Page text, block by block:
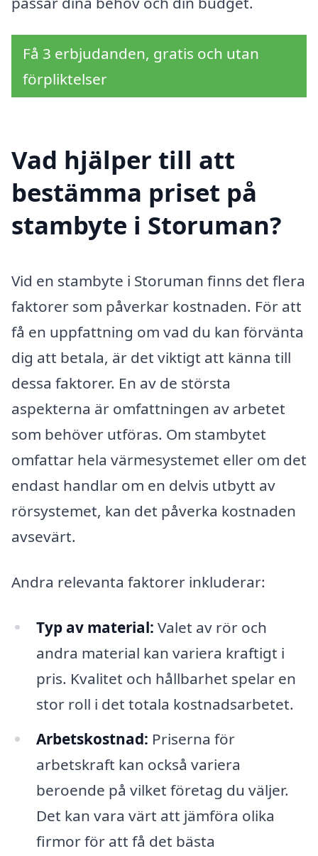
Få 3 erbjudanden, gratis och utan
förpliktelser
Vad hjälper till att
bestämma priset på
stambyte i Storuman?
Vid en stambyte i Storuman finns det flera
faktorer som påverkar kostnaden. För att
få en uppfattning om vad du kan förvänta
dig att betala, är det viktigt att känna till
dessa faktorer. En av de största
aspekterna är omfattningen av arbetet
som behöver utföras. Om stambytet
omfattar hela värmesystemet eller om det
endast handlar om en delvis utbytt av
rörsystemet, kan det påverka kostnaden
avsevärt.
Andra relevanta faktorer inkluderar:
Typ av material: Valet av rör och
andra material kan variera kraftigt i
pris. Kvalitet och hållbarhet spelar en
stor roll i det totala kostnadsarbetet.
Arbetskostnad: Priserna för
arbetskraft kan också variera
beroende på vilket företag du väljer.
Det kan vara värt att jämföra olika
firmor för att få det bästa